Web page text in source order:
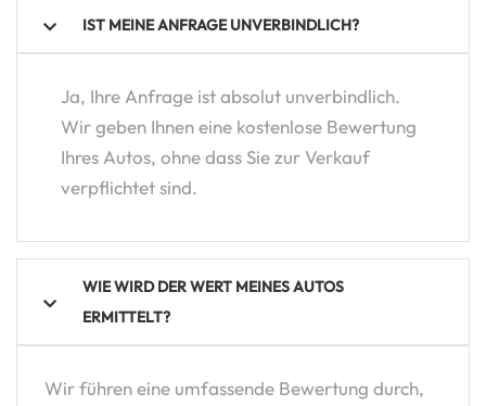
IST MEINE ANFRAGE UNVERBINDLICH?
Ja, Ihre Anfrage ist absolut unverbindlich.
Wir geben Ihnen eine kostenlose Bewertung
Ihres Autos, ohne dass Sie zur Verkauf
verpflichtet sind.
WIE WIRD DER WERT MEINES AUTOS
ERMITTELT?
Wir führen eine umfassende Bewertung durch,